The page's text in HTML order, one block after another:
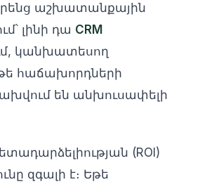
աշխատանքային
լինի դա CRM
կանխատեսող
թե հաճախորդների
են անխուսափելի
(ROI)
զգալի է։ Եթե